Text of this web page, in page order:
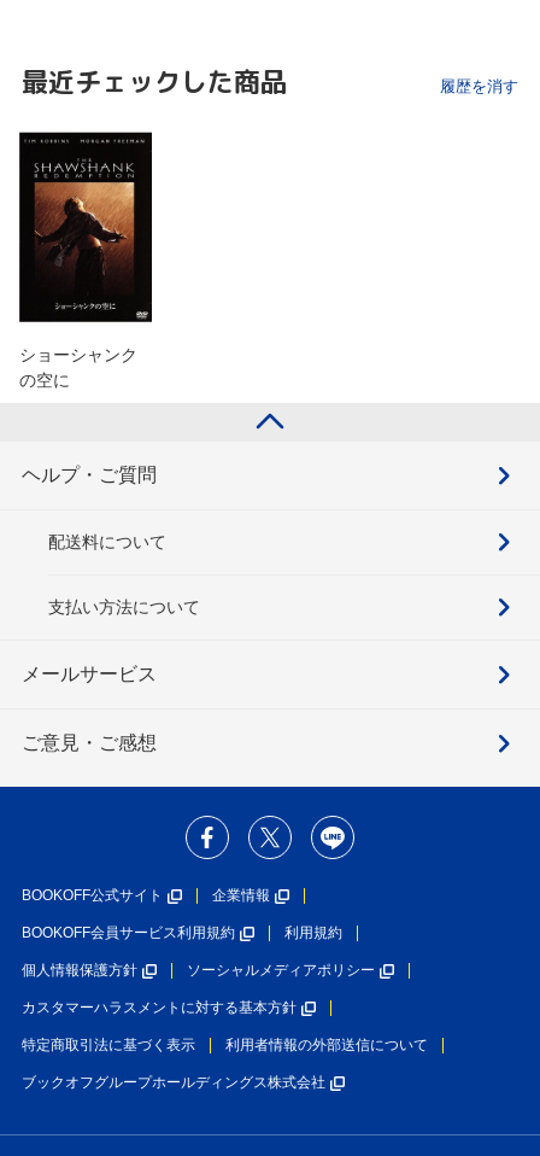
最近チェックした商品 履歴を消す
ショーシャンク
の空に
ヘルプ・ご質問
配送料について
支払い方法について
メールサービス
ご意見・ご感想
BOOKOFF公式サイト 企業情報
BOOKOFF会員サービス利用規約 利用規約
個人情報保護方針 ソーシャルメディアポリシー
カスタマーハラスメントに対する基本方針
特定商取引法に基づく表示 利用者情報の外部送信について
ブックオフグループホールディングス株式会社